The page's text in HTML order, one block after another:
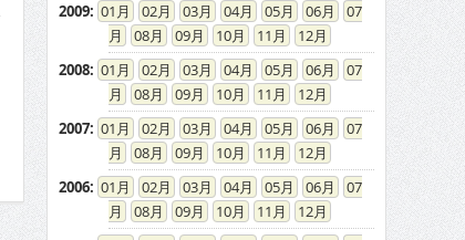
2009: 01 02 03 04 05 06
07
08
09 10 11
12
2008: 01 02 03 04 05 06
07
08
09 10 11
12
2007: 01 02 03 04 05 06
07
08
09 10 11
12
2006: 01 02 03 04 05 06
07
08
09 10 11
12